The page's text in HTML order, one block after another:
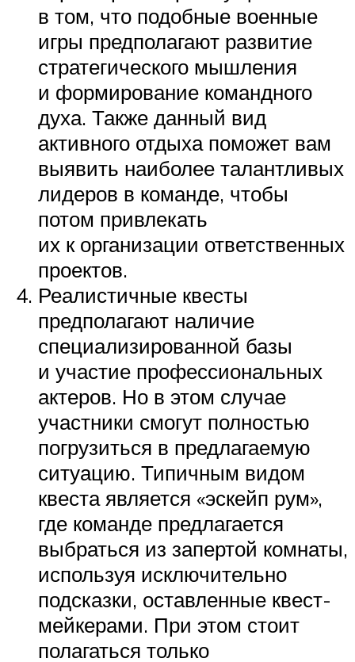
в том, что подобные военные
игры предполагают развитие
стратегического мышления
и формирование командного
духа. Также данный вид
активного отдыха поможет вам
выявить наиболее талантливых
лидеров в команде, чтобы
потом привлекать
их к организации ответственных
проектов.
Реалистичные квесты
предполагают наличие
специализированной базы
и участие профессиональных
актеров. Но в этом случае
участники смогут полностью
погрузиться в предлагаемую
ситуацию. Типичным видом
квеста является «эскейп рум»,
где команде предлагается
выбраться из запертой комнаты,
используя исключительно
подсказки, оставленные квест-
мейкерами. При этом стоит
полагаться только